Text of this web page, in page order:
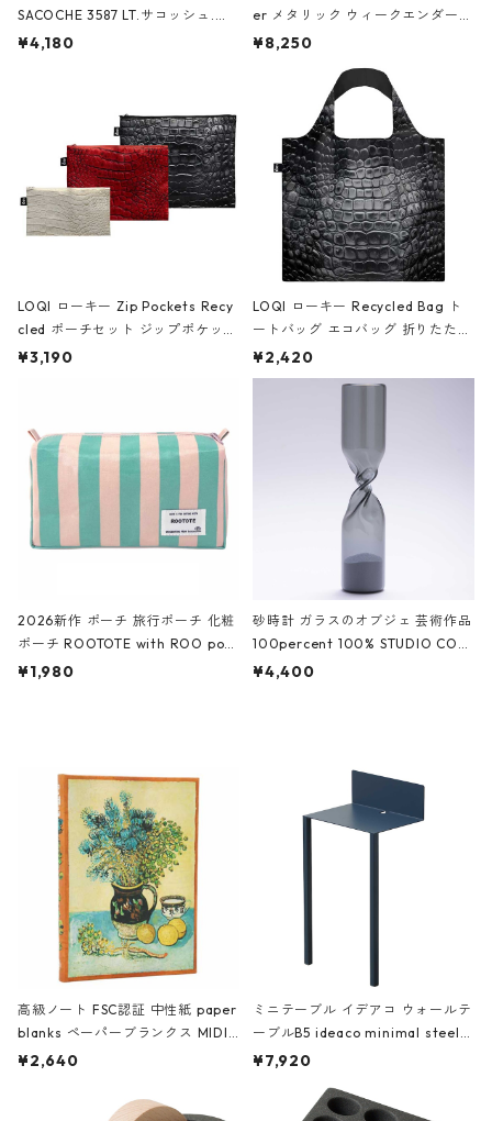
SACOCHE 3587 LT.サコッシュ.ル
ミエ-B ショルダーバッグ グロスピ
¥4,180
er メタリック ウィークエンダー
ボストンバッグ ショルダーバッグ
Black ジャン=ミッシェル・バスキ
ア/クラウン ブラック
¥8,250
LOQI ローキー Zip Pockets Recy
cled ポーチセット ジップポケット
ファスナーポーチ 撥水加工 トラベ
ーガンディー、オフホワイト
¥3,190
LOQI ローキー Recycled Bag ト
ートバッグ エコバッグ 折りたたみ
大きめ 撥水加工 収納ポーチ CRO
CODILE/Black クロコダイル/ブラ
¥2,420
2026新作 ポーチ 旅行ポーチ 化粧
ポーチ ROOTOTE with ROO pou
ch 3532 ルートート WR.ポーチ.ラ
¥1,980
砂時計 ガラスのオブジェ 芸術作品
100percent 100% STUDIO COH
AKU Timeless 100パーセント ス
¥4,400
高級ノート FSC認証 中性紙 paper
blanks ペーパーブランクス MIDI
ハードカバー 罫線 ヴァン・ゴッホ
¥2,640
ミニテーブル イデアコ ウォールテ
ーブルB5 ideaco minimal steel f
urniture WALL Table B5 ネイビー
¥7,920